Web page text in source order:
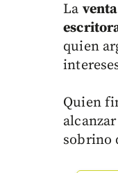
La
quien
Quien
sobrino